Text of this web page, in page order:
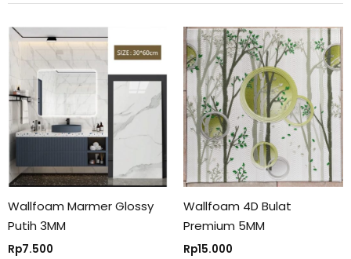
Wallfoam Marmer Glossy
Putih 3MM
Rp7.500
Wallfoam 4D Bulat
Premium 5MM
Rp15.000